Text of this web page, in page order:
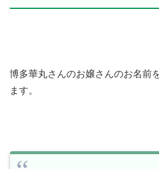
博多華丸さんのお嬢さんのお名前
ます。